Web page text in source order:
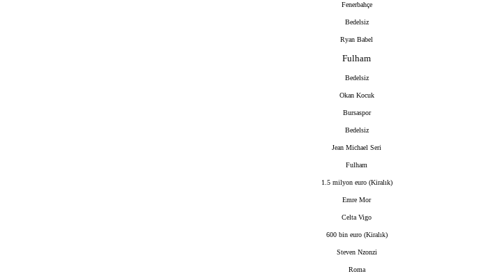
Fenerbahçe
Bedelsiz
Ryan Babel
Fulham
Bedelsiz
Okan Kocuk
Bursaspor
Bedelsiz
Jean Michael Seri
Fulham
1.5 milyon euro (Kiralık)
Emre Mor
Celta Vigo
600 bin euro (Kiralık)
Steven Nzonzi
Roma